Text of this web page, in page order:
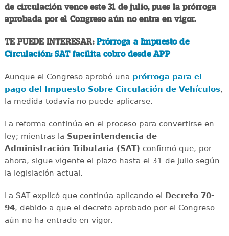
de circulación vence este 31 de julio, pues la prórroga
aprobada por el Congreso aún no entra en vigor.
TE PUEDE INTERESAR:Prórroga a Impuesto de
Circulación: SAT facilita cobro desde APP
Aunque el Congreso aprobó una prórroga para el
pago del Impuesto Sobre Circulación de Vehículos,
la medida todavía no puede aplicarse.
La reforma continúa en el proceso para convertirse en
ley; mientras la Superintendencia de
Administración Tributaria (SAT) confirmó que, por
ahora, sigue vigente el plazo hasta el 31 de julio según
la legislación actual.
La SAT explicó que continúa aplicando el Decreto 70-
94, debido a que el decreto aprobado por el Congreso
aún no ha entrado en vigor.